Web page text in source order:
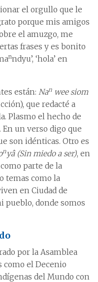
el orgullo que le
porque mis amigos
el amuzgo, me
frases y es bonito
nndyu’, ‘hola’ en
están: Nan wee siom
que redacté a
Plasmo el hecho de
un verso digo que
son idénticas. Otro es
nyâ (Sin miedo a ser), en
parte de la
temas como la
en Ciudad de
pueblo, donde somos
por la Asamblea
como el Decenio
del Mundo con